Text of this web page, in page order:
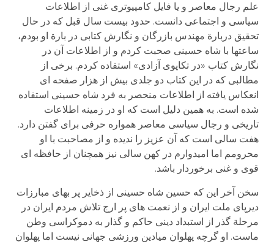
علم رجال معاصر و یا فایل کامپیوتری غنی از اطلاعات
سیاسی و اجتماعی دانست. حدود بیست سال قبل که در حال
تحقیق دربارة مهندس بازرگان و نگارش کتابی در بارة او بودم،
ساعتها با شاه حسینی صحبت کردم و از اطلاعات آن در
نگارش کتاب «در تکاپوی آزادی» استفاده کردم. برخی از
مطالبی که در این کتاب دو جلدی بیش از هزار صفحه ای
انعکاس یافته از اطلاعات منحصر به فرد شاه حسینی استفاده
شده است. به همین دلیل است که او در زمینه اطلاعات
تاریخی و رجال سیاسی معاصر همواره حرفی برای گفتن دارد.
هفت سالی است که آن عزیز را ندیده و از مصاحبت با او
محرومم اما امیدوارم در کهن سالی نیز همچنان از حافظه ای
قوی و غنی برخوردار باشد.
سخن آخر این که حسین شاه حسینی از ذخایر پر بهای مبارزات
دیرپای ملت ایران و از نعمت های پر ارج تلاش مردم ایران در
مرحلة گذر از استبداد دینی حاکم و گذار به دموکراسی وطن
ماست. او گرچه پهلوان میادین ورزشی جهانی نیست اما پهلوان